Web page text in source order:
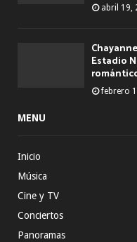
abril 19,
Estadio
febrero
MENU
Inicio
Música
Cine y TV
Conciertos
Panoramas